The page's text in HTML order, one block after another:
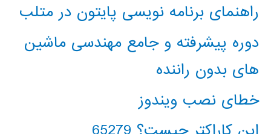
راهنمای برنامه نویسی پایتون در متلب
دوره پیشرفته و جامع مهندسی ماشین
های بدون راننده
خطای نصب ویندوز